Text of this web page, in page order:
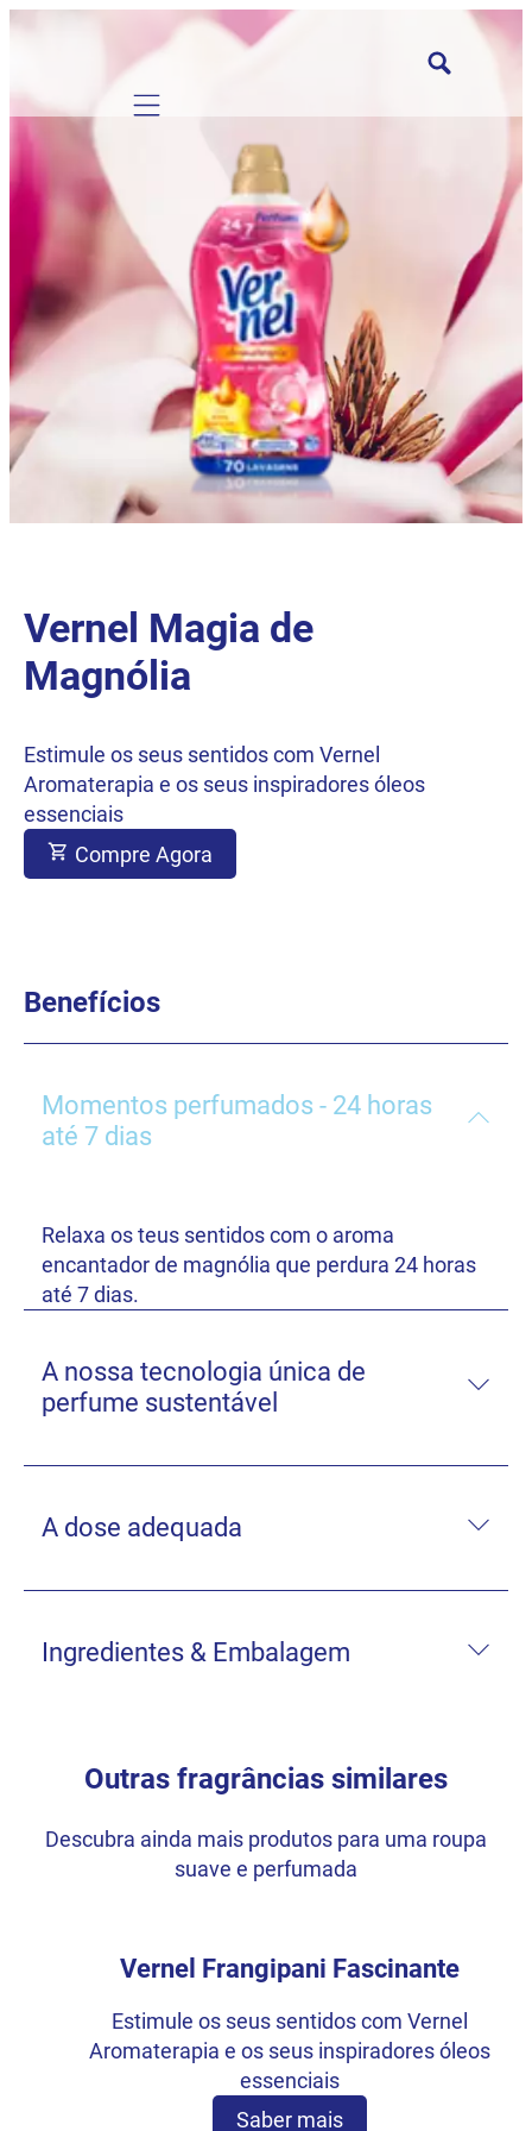
Mobile navigation
Vernel Magia de
Magnólia
Estimule os seus sentidos com Vernel
Aromaterapia e os seus inspiradores óleos
essenciais
Compre Agora
Benefícios
Momentos perfumados - 24 horas
até 7 dias
Relaxa os teus sentidos com o aroma
encantador de magnólia que perdura 24 horas
até 7 dias.
A nossa tecnologia única de
perfume sustentável
A dose adequada
Ingredientes & Embalagem
Outras fragrâncias similares
Descubra ainda mais produtos para uma roupa
suave e perfumada
Vernel Frangipani Fascinante
Estimule os seus sentidos com Vernel
Aromaterapia e os seus inspiradores óleos
essenciais
Saber mais